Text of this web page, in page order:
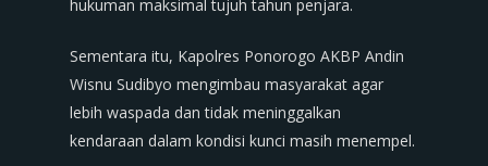
hukuman maksimal tujuh tahun penjara.
Sementara itu, Kapolres Ponorogo AKBP Andin
Wisnu Sudibyo mengimbau masyarakat agar
lebih waspada dan tidak meninggalkan
kendaraan dalam kondisi kunci masih menempel.